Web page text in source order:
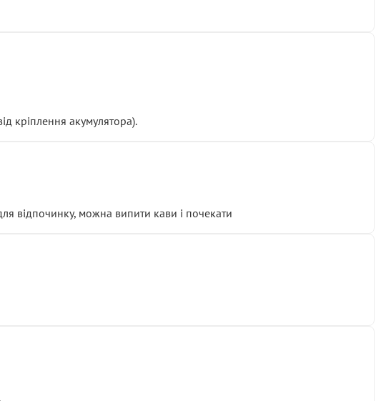
кріплення акумулятора).
відпочинку, можна випити кави і почекати